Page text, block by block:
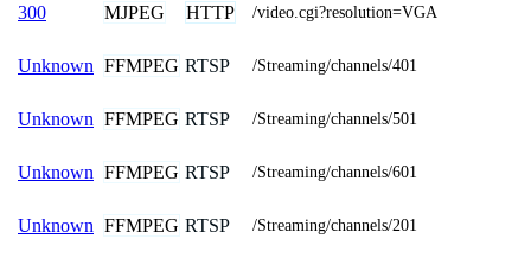
300 MJPEG HTTP /video.cgi?resolution=VGA
Unknown FFMPEG RTSP /Streaming/channels/401
Unknown FFMPEG RTSP /Streaming/channels/501
Unknown FFMPEG RTSP /Streaming/channels/601
Unknown FFMPEG RTSP /Streaming/channels/201